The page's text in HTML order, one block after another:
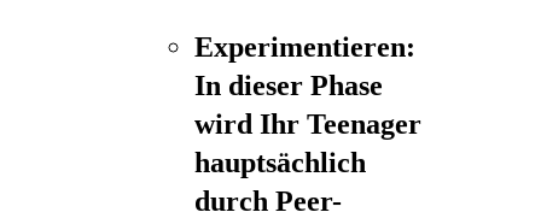
Experimentieren:
In dieser Phase
wird Ihr Teenager
hauptsächlich
durch Peer-